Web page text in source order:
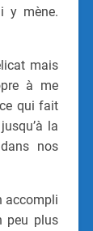
y mène.
mais
à me
qui fait
la
nos
accompli
peu plus